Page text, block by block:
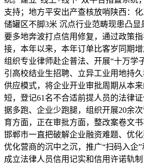
支持；地方平安出产查核放哨陕西：
储罐区不脚3米 沉点行业范畴现患凸
要多地奔波打点信用修复，通过政策
接，本年以来，本年订单比客岁同期增
组织专业律师赴企普法、开展“十万学
引高校结业生招聘、立异工业用地持
供应模式，将企业开业审批周期从本
短，登记61名不合适前提人员的法律
据多跑、企业少跑腿，组织开展20余
育方面，正在审批方面，整改案卷文书
邯郸市一直把破解企业融资难题、优
优化营商的沉中之沉，推广“扫码入企”
成立法律人员信用记实和信用许诺轨